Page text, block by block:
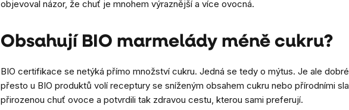
objevoval názor, že chuť je mnohem výraznější a více ovocná.
Obsahují BIO marmelády méně cukru?
BIO certifikace se netýká přímo množství cukru. Jedná se tedy o mýtus. Je ale
přesto u BIO produktů volí receptury se sníženým obsahem cukru nebo přírodními
přirozenou chuť ovoce a potvrdili tak zdravou cestu, kterou sami preferují.